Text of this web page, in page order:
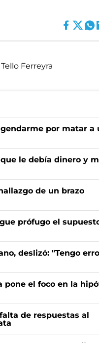
Ferreyra
por matar a
le debía dinero y
de un brazo
prófugo el
deslizó: "Tengo
pone el foco en la
de respuestas al